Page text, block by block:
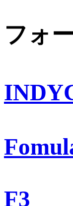
フォ
F3